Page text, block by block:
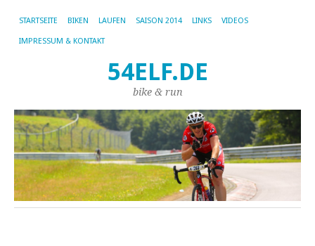
STARTSEITE BIKEN LAUFEN SAISON 2014 LINKS VIDEOS
IMPRESSUM & KONTAKT
54ELF.DE
bike & run